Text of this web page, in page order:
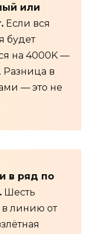
или
Если вся
будет
на 4000K —
Разница в
— это не
в ряд по
Шесть
в линию от